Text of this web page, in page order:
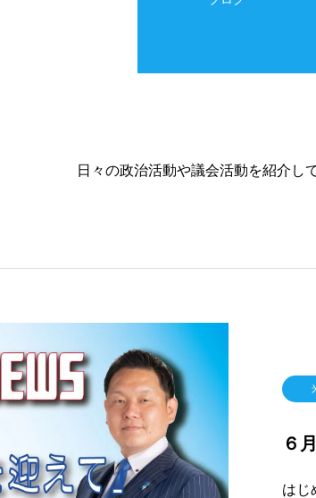
日々の政治活動や議会活動を紹介し
６
はじ